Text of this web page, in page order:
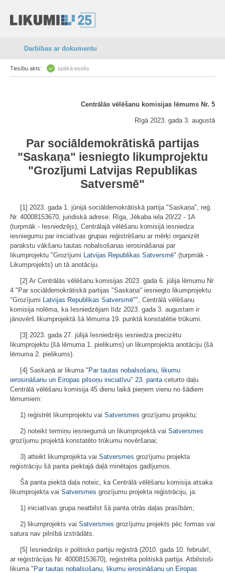
Darbības ar dokumentu
Tiesību akts: spēkā esošs
Centrālās vēlēšanu komisijas lēmums Nr. 5
Rīgā 2023. gada 3. augustā
Par sociāldemokrātiskā partijas
"Saskaņa" iesniegto likumprojektu
"Grozījumi Latvijas Republikas
Satversmē"
[1] 2023. gada 1. jūnijā sociāldemokrātiskā partija "Saskaņa", reģ.
Nr. 40008153670, juridiskā adrese: Rīga, Jēkaba iela 20/22 - 1A
(turpmāk - Iesniedzējs), Centrālajā vēlēšanu komisijā iesniedza
iesniegumu par iniciatīvas grupas reģistrēšanu ar mērķi organizēt
parakstu vākšanu tautas nobalsošanas ierosināšanai par
likumprojektu "Grozījumi Latvijas Republikas Satversmē" (turpmāk -
Likumprojekts) un tā anotāciju.
[2] Ar Centrālās vēlēšanu komisijas 2023. gada 6. jūlija lēmumu Nr.
4 "Par sociāldemokrātiskā partijas "Saskaņa" iesniegto likumprojektu
"Grozījumi Latvijas Republikas Satversmē"", Centrālā vēlēšanu
komisija nolēma, ka Iesniedzējam līdz 2023. gada 3. augustam ir
jānovērš likumprojektā šā lēmuma 19. punktā konstatētie trūkumi.
[3] 2023. gada 27. jūlijā Iesniedzējs iesniedza precizētu
likumprojektu (šā lēmuma 1. pielikums) un likumprojekta anotāciju (šā
lēmuma 2. pielikums).
[4] Saskaņā ar likuma " Par tautas nobalsošanu, likumu
ierosināšanu un Eiropas pilsoņu iniciatīvu" 23. pantaceturto daļu
Centrālā vēlēšanu komisija 45 dienu laikā pieņem vienu no šādiem
lēmumiem:
1) reģistrēt likumprojektu vai Satversmes grozījumu projektu;
2) noteikt termiņu iesniegumā un likumprojektā vai Satversmes
grozījumu projektā konstatēto trūkumu novēršanai;
3) atteikt likumprojekta vai Satversmes grozījumu projekta
reģistrāciju šā panta piektajā daļā minētajos gadījumos.
Šā panta piektā daļa noteic, ka Centrālā vēlēšanu komisija atsaka
likumprojekta vai Satversmes grozījumu projekta reģistrāciju, ja:
1) iniciatīvas grupa neatbilst šā panta otrās daļas prasībām;
2) likumprojekts vai Satversmes grozījumu projekts pēc formas vai
satura nav pilnībā izstrādāts.
[5] Iesniedzējs ir politisko partiju reģistrā (2010. gada 10. februārī,
ar reģistrācijas Nr. 40008153670), reģistrēta politiskā partija. Atbilstoši
likuma " Par tautas nobalsošanu, likumu ierosināšanu un Eiropas